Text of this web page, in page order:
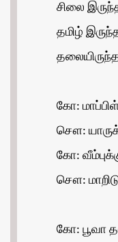
சிலை
தமிழ்
கோ:
சௌ:
கோ:
சௌ:
கோ: பூவா